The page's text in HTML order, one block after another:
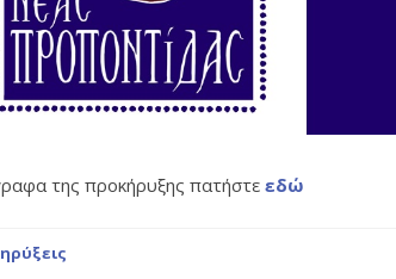
της προκήρυξης πατήστεεδώ